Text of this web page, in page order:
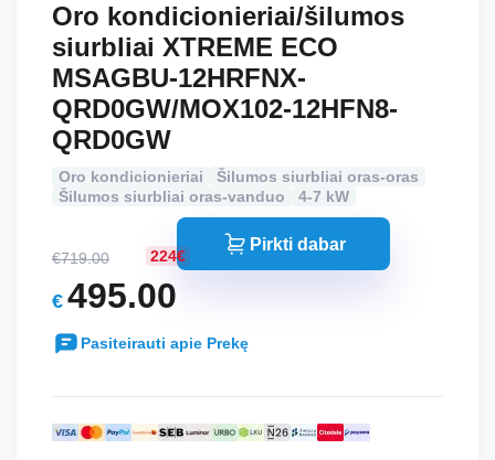
Oro kondicionieriai/šilumos
siurbliai XTREME ECO
MSAGBU-12HRFNX-
QRD0GW/MOX102-12HFN8-
QRD0GW
Oro kondicionieriai
Šilumos siurbliai oras-oras
Šilumos siurbliai oras-vanduo
4-7 kW
224€
€719.00
Original
price
was:
€ 495.00
Current
price
€495.00.
Pirkti dabar
Pasiteirauti apie Prekę